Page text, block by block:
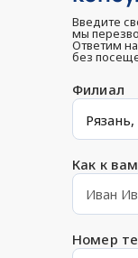
Введите
мы
Ответим
без
Филиал
Как к
Номер